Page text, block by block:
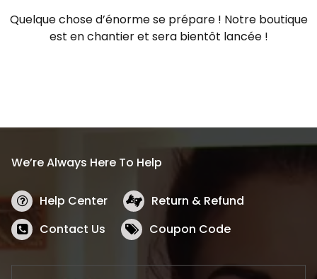
Quelque chose d’énorme se prépare ! Notre boutique
est en chantier et sera bientôt lancée !
We’re Always Here To Help
Help Center
Return & Refund
Contact Us
Coupon Code